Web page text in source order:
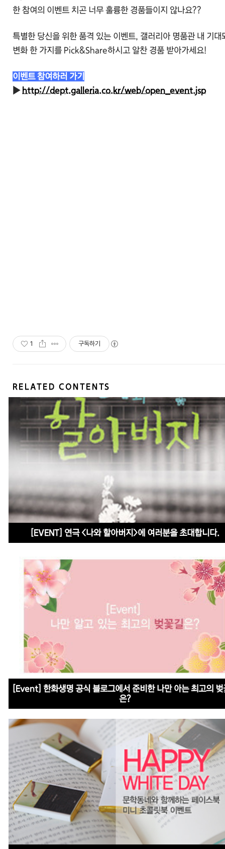
한 참여의 이벤트 치곤 너무 훌륭한 경품들이지 않나요??
특별한 당신을 위한 품격 있는 이벤트, 갤러리아 명품관 내 기대
변화 한 가지를 Pick&Share하시고 알찬 경품 받아가세요!
이벤트 참여하러 가기
▶ http://dept.galleria.co.kr/web/open_event.jsp
1 구독하기
RELATED CONTENTS
[EVENT] 연극 <나와 할아버지>에 여러분을 초대합니다.
[Event] 한화생명 공식 블로그에서 준비한 나만 아는 최고의 벚
은?